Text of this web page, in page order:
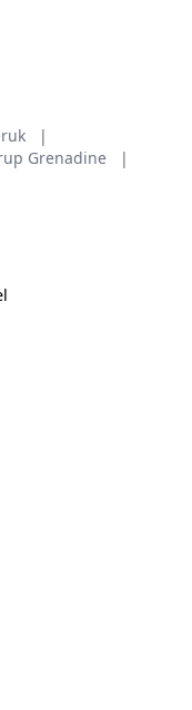
|
Grenadine
|